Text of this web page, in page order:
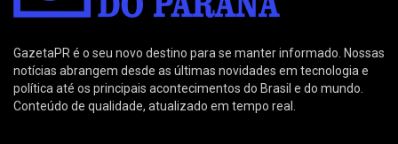
GazetaPR é o seu novo destino para se manter informado. Nossas
notícias abrangem desde as últimas novidades em tecnologia e
política até os principais acontecimentos do Brasil e do mundo.
Conteúdo de qualidade, atualizado em tempo real.